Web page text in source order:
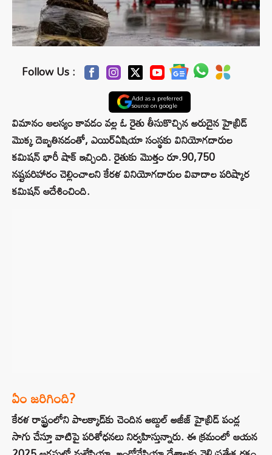
Follow Us :
Add as a preferred
source on google
విమానం ఆలస్యం కావడం వల్ల ఓ రైతు తీసుకొచ్చిన అరుదైన హైబ్రిడ్
మొక్క దెబ్బతినడంతో, ఎయిర్‌ఏషియా సంస్థకు వినియోగదారుల
కమిషన్ భారీ షాక్ ఇచ్చింది. రైతుకు మొత్తం రూ.90,750
నష్టపరిహారం చెల్లించాలని కేరళ వినియోగదారుల వివాదాల పరిష్కార
కమిషన్ ఆదేశించింది.
ఏం జరిగింది?
కేరళ రాష్ట్రంలోని పాలక్కాడ్‌కు చెందిన అబ్దుల్ అజీజ్ హైబ్రిడ్ పండ్ల
సాగు చేస్తూ వాటిపై పరిశోధనలు నిర్వహిస్తున్నారు. ఈ క్రమంలో ఆయన